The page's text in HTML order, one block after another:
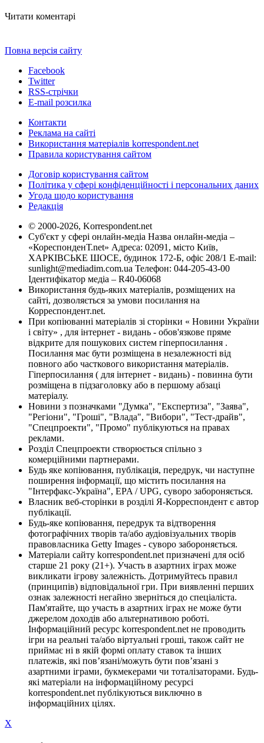
Читати коментарі
Повна версія сайту
Facebook
Twitter
RSS-стрічки
E-mail розсилка
Контакти
Реклама на сайті
Використання матеріалів korrespondent.net
Правила користування сайтом
Договір користування сайтом
Політика у сфері конфіденційності і персональних даних
Угода щодо користування
Редакція
© 2000-2026, Korrespondent.net
Суб'єкт у сфері онлайн-медіа Назва онлайн-медіа –
«КореспонденТ.net» Адреса: 02091, місто Київ,
ХАРКІВСЬКЕ ШОСЕ, будинок 172-Б, офіс 208/1 E-mail:
sunlight@mediadim.com.ua Телефон: 044-205-43-00
Ідентифікатор медіа – R40-06068
Використання будь-яких матеріалів, розміщених на
сайті, дозволяється за умови посилання на
Корреспондент.net.
При копіюванні матеріалів зі сторінки « Новини України
і світу» , для інтернет - видань - обов'язкове пряме
відкрите для пошукових систем гіперпосилання .
Посилання має бути розміщена в незалежності від
повного або часткового використання матеріалів.
Гіперпосилання ( для інтернет - видань) - повинна бути
розміщена в підзаголовку або в першому абзаці
матеріалу.
Новини з позначками "Думка", "Експертиза", "Заява",
"Регіони", "Гроші", "Влада", "Вибори", "Тест-драйв",
"Спецпроекти", "Промо" публікуються на правах
реклами.
Розділ Спецпроекти створюється спільно з
комерційними партнерами.
Будь яке копіювання, публікація, передрук, чи наступне
поширення інформації, що містить посилання на
"Інтерфакс-Україна", EPA / UPG, суворо забороняється.
Власник веб-сторінки в розділі Я-Корреспондент є автор
публікації.
Будь-яке копіювання, передрук та відтворення
фотографічних творів та/або аудіовізуальних творів
правовласника Getty Images - суворо забороняється.
Матеріали сайту korrespondent.net призначені для осіб
старше 21 року (21+). Участь в азартних іграх може
викликати ігрову залежність. Дотримуйтесь правил
(принципів) відповідальної гри. При виявленні перших
ознак залежності негайно зверніться до спеціаліста.
Пам'ятайте, що участь в азартних іграх не може бути
джерелом доходів або альтернативою роботі.
Інформаційний ресурс korrespondent.net не проводить
ігри на реальні та/або віртуальні гроші, також сайт не
приймає ні в якій формі оплату ставок та інших
платежів, які пов’язані/можуть бути пов’язані з
азартними іграми, букмекерами чи тоталізаторами. Будь-
які матеріали на інформаційному ресурсі
korrespondent.net публікуються виключно в
інформаційних цілях.
X